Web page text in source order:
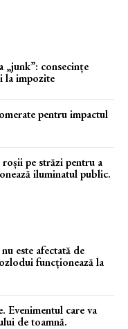
„junk”: consecințe
la impozite
pentru impactul
pe străzi pentru a
iluminatul public.
este afectată de
funcționează la
Evenimentul care va
de toamnă.